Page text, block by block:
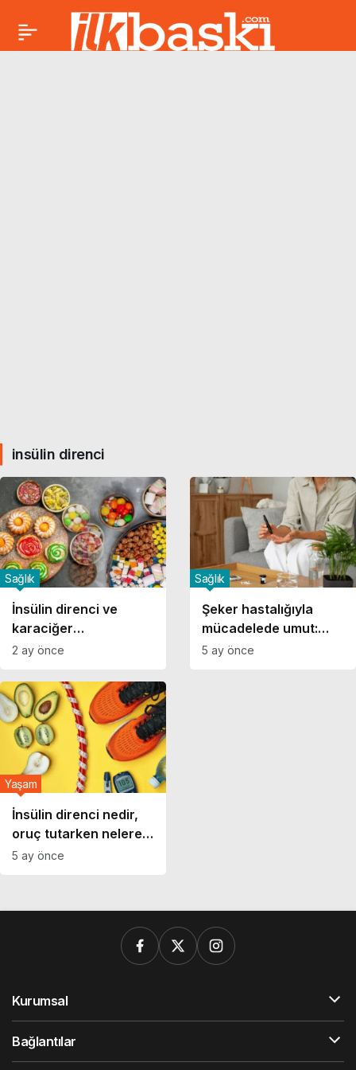
insülin direnci
İnsülin direnci ve
karaciğer
yağlanmasına dikkat!
tüketimi uyarısı
Sağlık
2 ay önce
Şeker hastalığıyla
mücadelede umut:
İnsülin direncini kıran
Sağlık
5 ay önce
İnsülin direnci nedir,
oruç tutarken nelere
dikkat etmek gerek?
Yaşam
5 ay önce
Kurumsal
Bağlantılar